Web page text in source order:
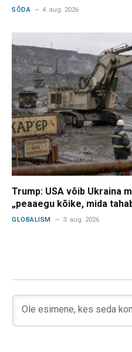
SÕDA 4. aug. 2026
Trump: USA võib Ukraina
„peaaegu kõike, mida
GLOBALISM 3. aug. 2026